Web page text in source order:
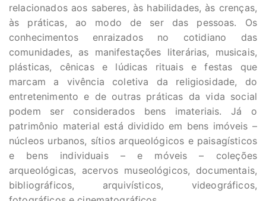
relacionados aos saberes, às habilidades, às crenças,
às práticas, ao modo de ser das pessoas. Os
conhecimentos enraizados no cotidiano das
comunidades, as manifestações literárias, musicais,
plásticas, cênicas e lúdicas rituais e festas que
marcam a vivência coletiva da religiosidade, do
entretenimento e de outras práticas da vida social
podem ser considerados bens imateriais. Já o
patrimônio material está dividido em bens imóveis –
núcleos urbanos, sítios arqueológicos e paisagísticos
e bens individuais – e móveis – coleções
arqueológicas, acervos museológicos, documentais,
bibliográficos, arquivísticos, videográficos,